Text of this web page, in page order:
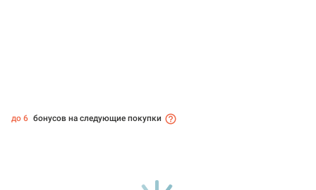
до 6 бонусов на следующие покупки